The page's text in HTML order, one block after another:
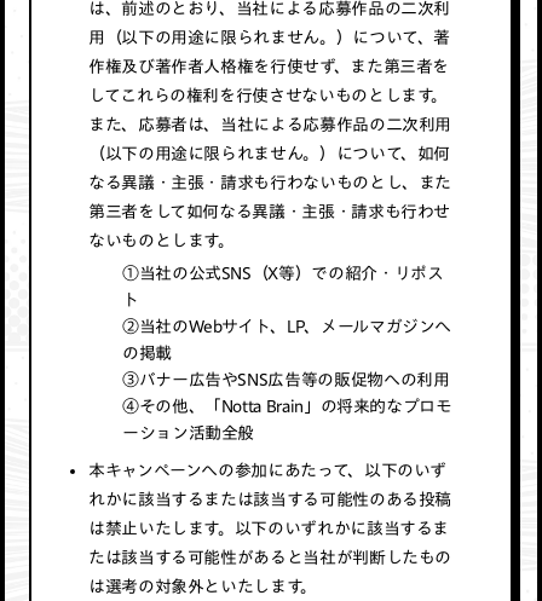
は、前述のとおり、当社による応募作品の二次利
用（以下の用途に限られません。）について、著
作権及び著作者人格権を行使せず、また第三者を
してこれらの権利を行使させないものとします。
また、応募者は、当社による応募作品の二次利用
（以下の用途に限られません。）について、如何
なる異議・主張・請求も行わないものとし、また
第三者をして如何なる異議・主張・請求も行わせ
ないものとします。
①当社の公式SNS（X等）での紹介・リポス
ト
②当社のWebサイト、LP、メールマガジンへ
の掲載
③バナー広告やSNS広告等の販促物への利用
④その他、「Notta Brain」の将来的なプロモ
ーション活動全般
本キャンペーンへの参加にあたって、以下のいず
れかに該当するまたは該当する可能性のある投稿
は禁止いたします。以下のいずれかに該当するま
たは該当する可能性があると当社が判断したもの
は選考の対象外といたします。